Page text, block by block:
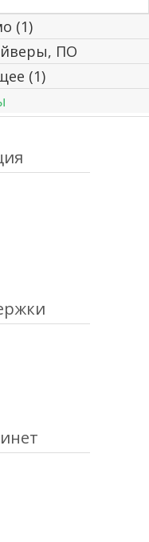
(1)
ПО
(1)